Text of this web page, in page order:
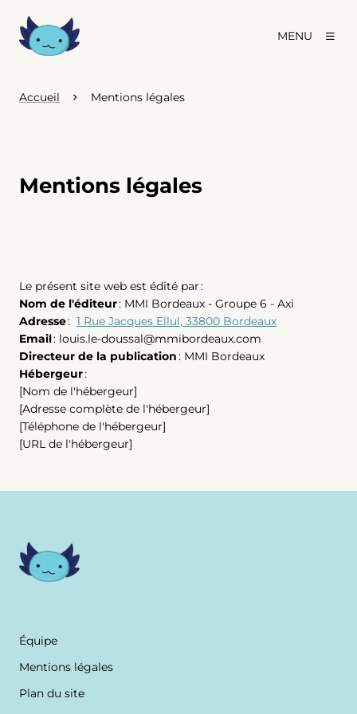
MENU
Accueil Mentions légales
Mentions légales
Le présent site web est édité par :
Nom de l'éditeur: MMI Bordeaux - Groupe 6 - Axi
Adresse: 1 Rue Jacques Ellul, 33800 Bordeaux
Email: louis.le-doussal@mmibordeaux.com
Directeur de la publication: MMI Bordeaux
Hébergeur:
[Nom de l'hébergeur]
[Adresse complète de l'hébergeur]
[Téléphone de l'hébergeur]
[URL de l'hébergeur]
Équipe
Mentions légales
Plan du site